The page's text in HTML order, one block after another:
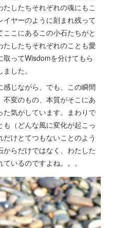
したちそれぞれの魂にもこ
ヤーのように刻まれ残って
こにあるこの小石たちがと
したちそれぞれのことも愛
ってWisdomを分けてもら
した。
じながら、でも、この瞬間
変のもの、本質がそこにあ
気がしています。まわりで
（どんな風に変化が起こっ
けとてつもないことのよう
らだけではなく、わたした
いるのですよね。。。